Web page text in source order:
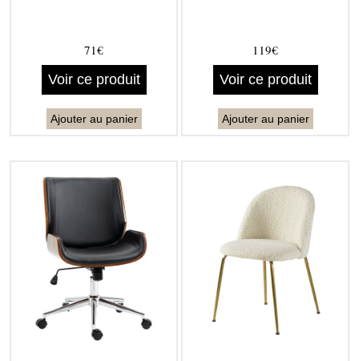
71€
Voir ce produit
Ajouter au panier
119€
Voir ce produit
Ajouter au panier